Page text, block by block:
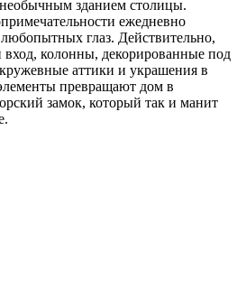
зданием столицы.
ежедневно
глаз. Действительно,
колонны, декорированные под
аттики и украшения в
превращают дом в
замок, который так и манит